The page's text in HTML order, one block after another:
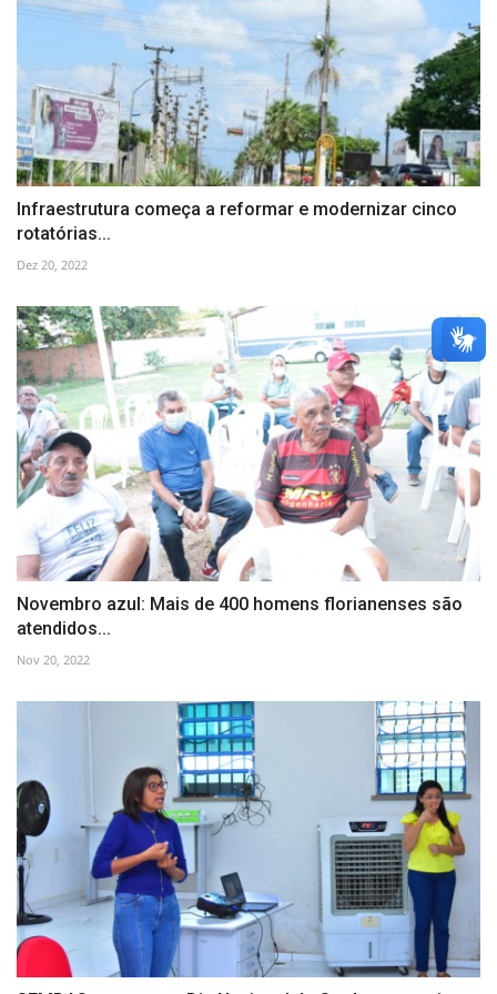
Infraestrutura começa a reformar e modernizar cinco
rotatórias...
Dez 20, 2022
Novembro azul: Mais de 400 homens florianenses são
atendidos...
Nov 20, 2022